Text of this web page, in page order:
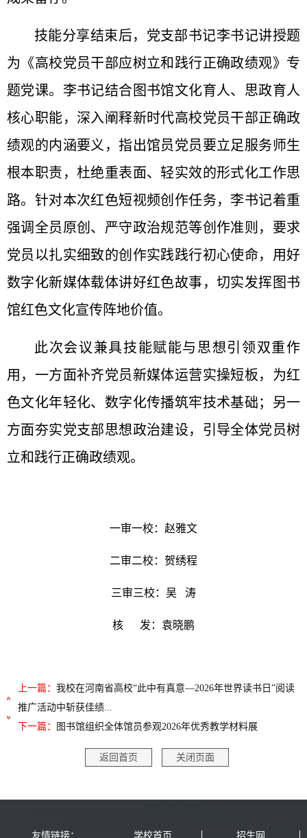
技能分享结束后，党支部书记李书记讲授题
为《高校党员干部应树立和践行正确政绩观》专
题党课。李书记结合图书馆文化育人、思政育人
核心职能，深入阐释新时代高校党员干部正确政
绩观的内涵要义，指出馆员党员要立足服务师生
根本职责，杜绝重表面、轻实效的形式化工作思
路。针对本次红色短视频创作任务，李书记着重
强调全员原创、严守政治规范等创作准则，要求
党员以扎实细致的创作实践践行初心使命，用好
数字化新媒体载体讲好红色故事，切实发挥图书
馆红色文化宣传阵地价值。
此次会议兼具技能赋能与思想引领双重作
用，一方面补齐党员新媒体运营实操短板，为红
色文化年轻化、数字化传播筑牢技术基础；另一
方面夯实党支部思想政治建设，引导全体党员树
立和践行正确政绩观。
一审一校：赵雅文
二审二校：贺绣程
三审三校：吴 涛
核 发：袁晓鹏
上一篇： 我校在河南省高校“此中有真意—2026年世界读书日”阅读
推广活动中斩获佳绩...
下一篇：
图书馆组织全体馆员参观2026年优秀教学材料展
返回首页 关闭页面
友情链接： 学校首页 招生网